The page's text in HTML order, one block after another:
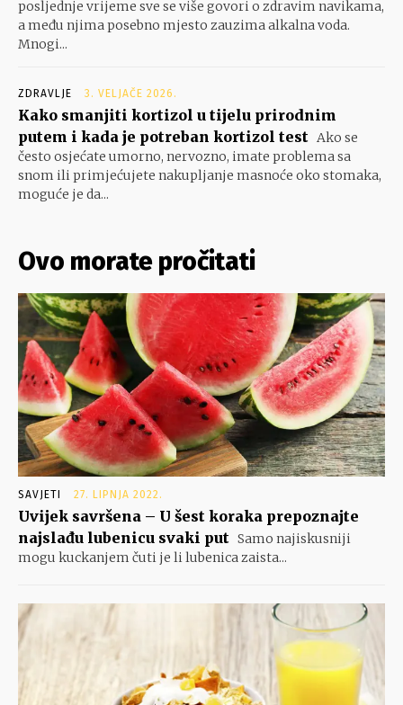
posljednje vrijeme sve se više govori o zdravim navikama,
a među njima posebno mjesto zauzima alkalna voda.
Mnogi...
ZDRAVLJE 3. VELJAČE 2026.
Kako smanjiti kortizol u tijelu prirodnim
putem i kada je potreban kortizol test Ako se
često osjećate umorno, nervozno, imate problema sa
snom ili primjećujete nakupljanje masnoće oko stomaka,
moguće je da...
Ovo morate pročitati
SAVJETI 27. LIPNJA 2022.
Uvijek savršena – U šest koraka prepoznajte
najslađu lubenicu svaki put Samo najiskusniji
mogu kuckanjem čuti je li lubenica zaista...